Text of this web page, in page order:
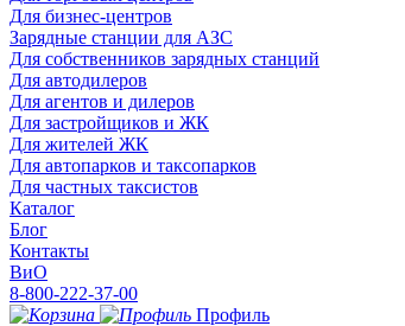
Для бизнес-центров
Зарядные станции для АЗС
Для собственников зарядных станций
Для автодилеров
Для агентов и дилеров
Для застройщиков и ЖК
Для жителей ЖК
Для автопарков и таксопарков
Для частных таксистов
Каталог
Блог
Контакты
ВиО
8-800-222-37-00
Профиль